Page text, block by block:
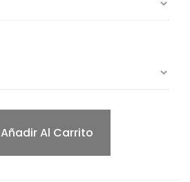
Añadir Al Carrito